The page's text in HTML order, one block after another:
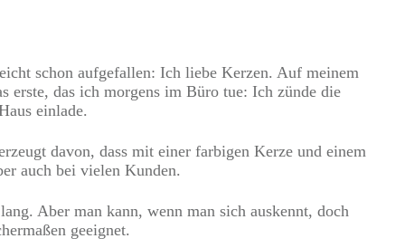
schon aufgefallen: Ich liebe Kerzen. Auf meinem
das ich morgens im Büro tue: Ich zünde die
einlade.
davon, dass mit einer farbigen Kerze und einem
auch bei vielen Kunden.
Aber man kann, wenn man sich auskennt, doch
geeignet.